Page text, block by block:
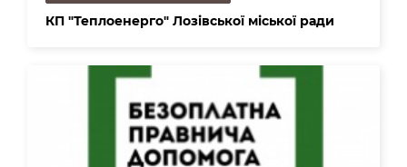
КП "Теплоенерго" Лозівської міської ради